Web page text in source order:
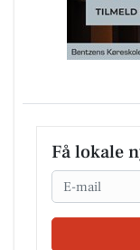
Få lokale
Email